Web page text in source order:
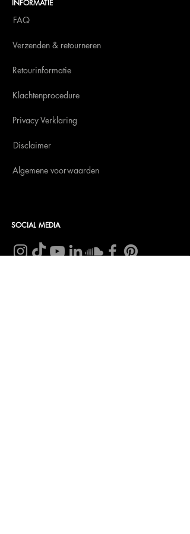
INFORMATIE
FAQ
Verzenden & retourneren
Retourinformatie
Klachtenprocedure
Privacy Verklaring
Disclaimer
Algemene voorwaarden
SOCIAL MEDIA